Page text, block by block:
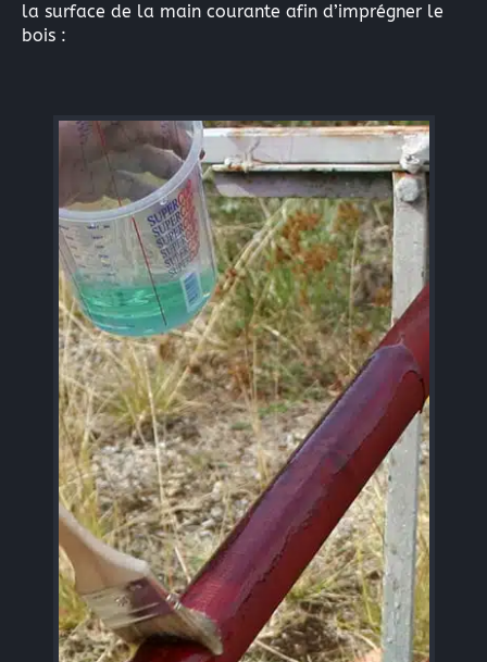
la surface de la main courante afin d’imprégner le
bois :